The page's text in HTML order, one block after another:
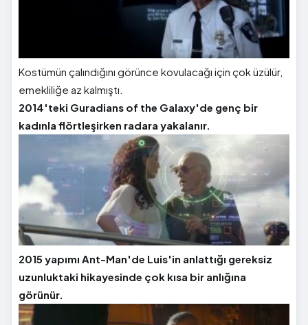
Kostümün çalındığını görünce kovulacağı için çok üzülür,
emekliliğe az kalmıştı.
2014'teki Guradians of the Galaxy'de genç bir
kadınla flörtleşirken radara yakalanır.
2015 yapımı Ant-Man'de Luis'in anlattığı gereksiz
uzunluktaki hikayesinde çok kısa bir anlığına
görünür.